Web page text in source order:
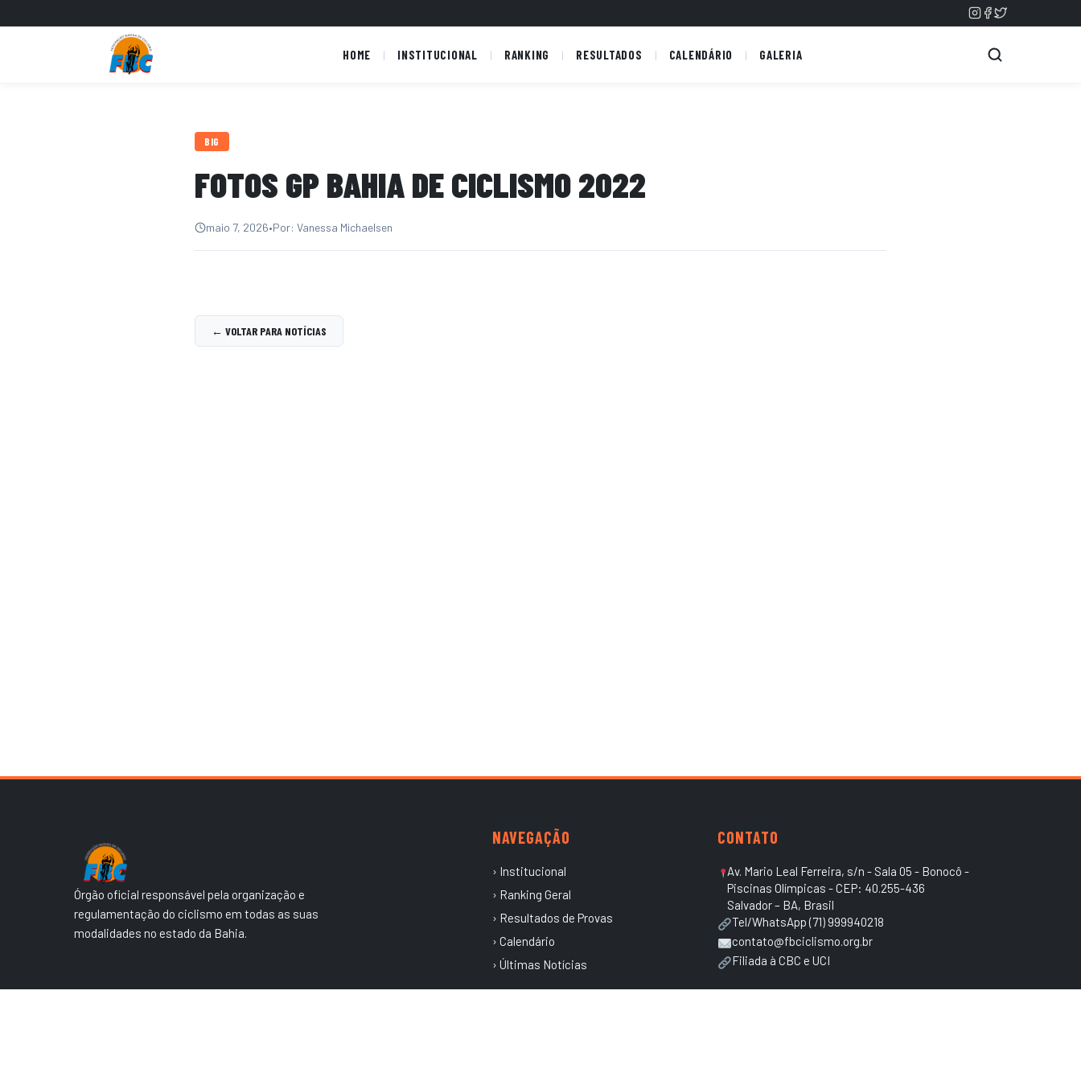
HOME INSTITUCIONAL RANKING RESULTADOS CALENDÁRIO GALERIA
BIG
FOTOS GP BAHIA DE CICLISMO 2022
maio 7, 2026•Por: Vanessa Michaelsen
← VOLTAR PARA NOTÍCIAS
Órgão oficial responsável pela organização e
regulamentação do ciclismo em todas as suas
modalidades no estado da Bahia.
NAVEGAÇÃO
› Institucional
› Ranking Geral
› Resultados de Provas
› Calendário
› Últimas Notícias
CONTATO
Av. Mario Leal Ferreira, s/n - Sala 05 - Bonocô -
Piscinas Olímpicas - CEP: 40.255-436
Salvador – BA, Brasil
Tel/WhatsApp (71) 999940218
contato@fbciclismo.org.br
Filiada à CBC e UCI